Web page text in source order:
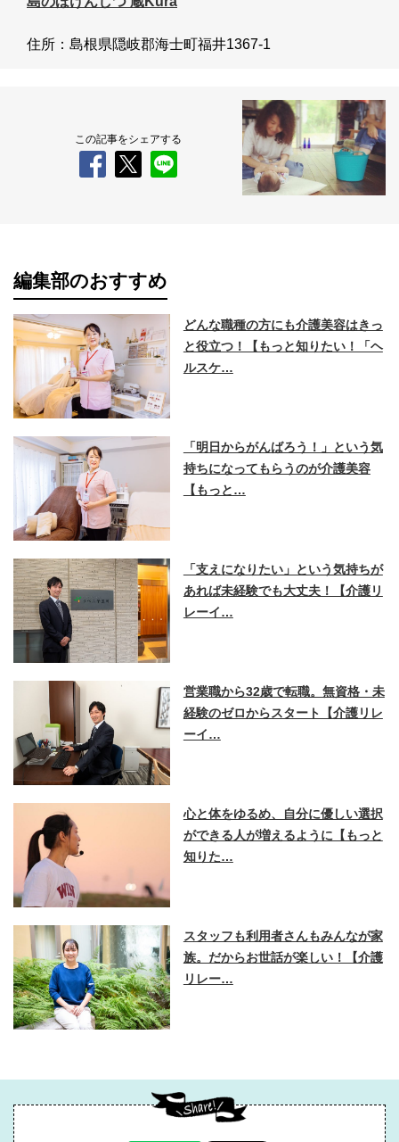
住所：島根県隠岐郡海士町福井1367-1
この記事をシェアする
編集部のおすすめ
どんな職種の方にも介護美容はきっ
と役立つ！【もっと知りたい！「ヘ
ルスケ…
「明日からがんばろう！」という気
持ちになってもらうのが介護美容
【もっと…
「支えになりたい」という気持ちが
あれば未経験でも大丈夫！【介護リ
レーイ…
営業職から32歳で転職。無資格・未
経験のゼロからスタート【介護リレ
ーイ…
心と体をゆるめ、自分に優しい選択
ができる人が増えるように【もっと
知りた…
スタッフも利用者さんもみんなが家
族。だからお世話が楽しい！【介護
リレー…